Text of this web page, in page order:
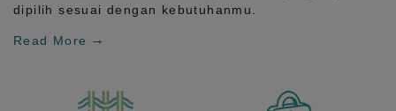
dipilih sesuai dengan kebutuhanmu.
Read More